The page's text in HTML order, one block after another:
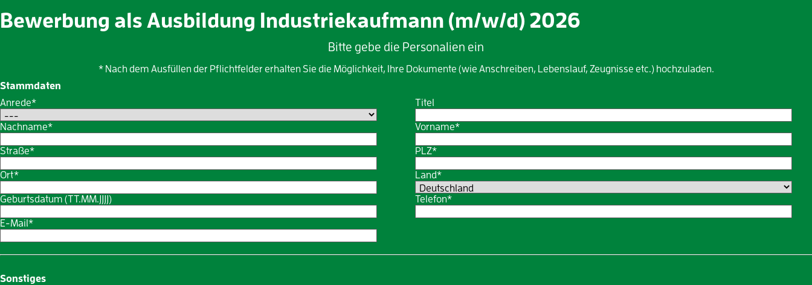
Bewerbung als Ausbildung Industriekaufmann (m/w/d) 2026
Bitte gebe die Personalien ein
* Nach dem Ausfüllen der Pflichtfelder erhalten Sie die Möglichkeit, Ihre Dokumente (wie Anschreiben, Lebenslauf, Zeugnisse etc.) hochzuladen.
Stammdaten
Anrede*
Titel
Nachname* Vorname*
Straße* PLZ*
Ort* Land*
Geburtsdatum (TT.MM.JJJJ) Telefon*
E-Mail*
Sonstiges